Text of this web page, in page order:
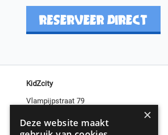
RESERVEER DIRECT
KidZcity
Vlampijpstraat 79
Vind ons op
Google Maps
Deze website maakt